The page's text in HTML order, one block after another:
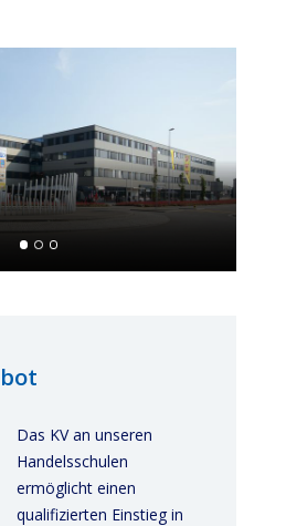
Das KV an unseren
Handelsschulen
ermöglicht einen
qualifizierten Einstieg in